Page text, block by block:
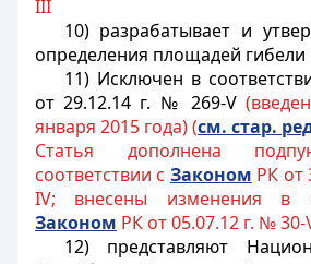
III
10) разрабатывает и
определения площадей гибели
11) Исключен в
от 29.12.14 г. № 269-V
января 2015 года) (см. стар.
Статья дополнена
соответствии с Законом РК от
IV; внесены изменения в
Законом РК от 05.07.12 г. № 30-
12) представляют